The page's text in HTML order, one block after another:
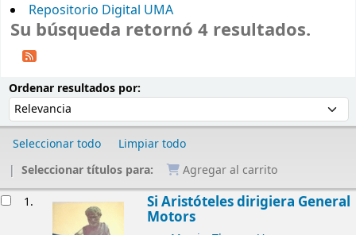
Repositorio Digital UMA
Su búsqueda retornó 4 resultados.
Ordenar resultados por:
Seleccionar todo
Limpiar todo
Seleccionar títulos para:
Agregar al carrito
1. Si Aristóteles dirigiera General
Motors